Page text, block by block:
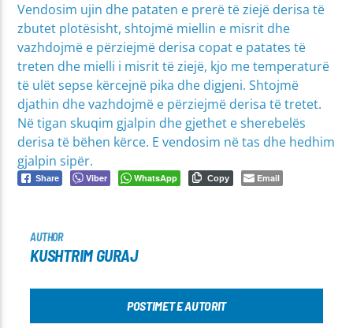
Vendosim ujin dhe pataten e prerë të ziejë derisa të
zbutet plotësisht, shtojmë miellin e misrit dhe
vazhdojmë e përziejmë derisa copat e patates të
treten dhe mielli i misrit të ziejë, kjo me temperaturë
të ulët sepse kërcejnë pika dhe digjeni. Shtojmë
djathin dhe vazhdojmë e përziejmë derisa të tretet.
Në tigan skuqim gjalpin dhe gjethet e sherebelës
derisa të bëhen kërce. E vendosim në tas dhe hedhim
gjalpin sipër.
Share Viber WhatsApp Copy Email
AUTHOR
KUSHTRIM GURAJ
POSTIMET E AUTORIT